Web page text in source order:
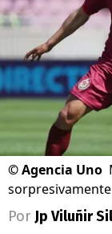
©Agencia Uno
Por Jp Viluñir